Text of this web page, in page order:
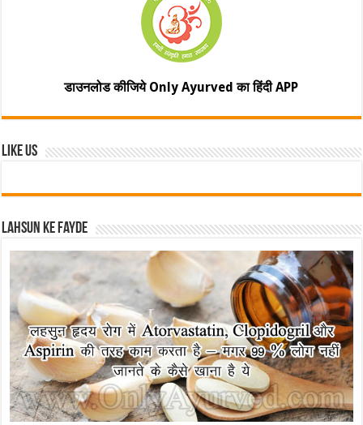
डाउनलोड कीजिये Only Ayurved का हिंदी APP
Like Us
Lahsun ke fayde